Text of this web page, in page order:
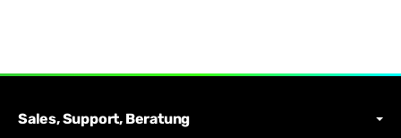
Sales, Support, Beratung